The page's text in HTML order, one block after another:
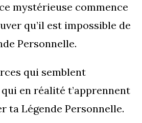
mystérieuse commence
qu’il est impossible de
Personnelle.
qui semblent
en réalité t’apprennent
ta Légende Personnelle.